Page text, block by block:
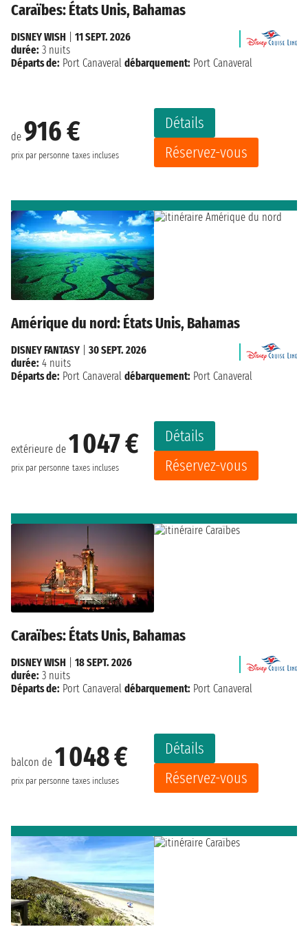
Caraïbes: États Unis, Bahamas
de 916 €
prix par personne taxes incluses
Détails
Réservez-vous
DISNEY WISH
11 SEPT. 2026
durée: 3 nuits
Départs de: Port Canaveral débarquement: Port Canaveral
Amérique du nord: États Unis, Bahamas
extérieure de 1 047 €
prix par personne taxes incluses
Détails
Réservez-vous
DISNEY FANTASY
30 SEPT. 2026
durée: 4 nuits
Départs de: Port Canaveral débarquement: Port Canaveral
Caraïbes: États Unis, Bahamas
balcon de 1 048 €
prix par personne taxes incluses
Détails
Réservez-vous
DISNEY WISH
18 SEPT. 2026
durée: 3 nuits
Départs de: Port Canaveral débarquement: Port Canaveral